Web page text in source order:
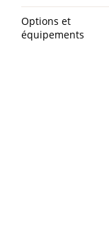
Options et
équipements